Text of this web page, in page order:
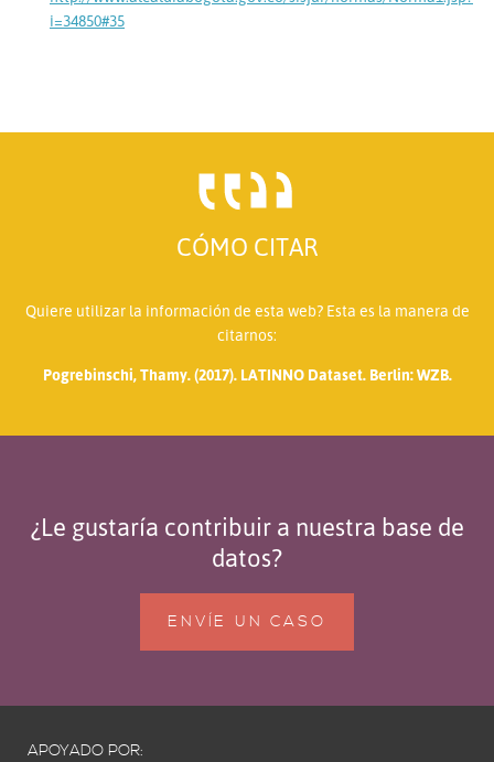
i=34850#35
CÓMO CITAR
Quiere utilizar la información de esta web? Esta es la manera de
citarnos:
Pogrebinschi, Thamy. (2017). LATINNO Dataset. Berlin: WZB.
¿Le gustaría contribuir a nuestra base de
datos?
ENVÍE UN CASO
APOYADO POR: